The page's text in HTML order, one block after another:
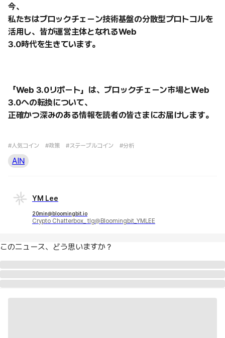
今、
私たちはブロックチェーン技術基盤の分散型プロトコルを
活用し、皆が運営主体となれるWeb
3.0時代を生きています。
「Web 3.0リポート」は、ブロックチェーン市場とWeb
3.0への転換について、
正確かつ深みのある情報を読者の皆さまにお届けします。
#人気コイン #政策 #ステーブルコイン #分析
AIN
YM Lee
20min@bloomingbit.io
Crypto Chatterbox_ tlg@Bloomingbit_YMLEE
このニュース、どう思いますか？